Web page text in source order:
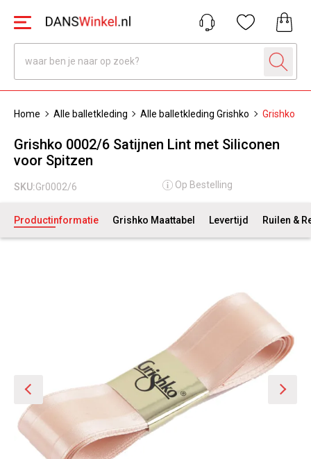
Home Alle balletkleding Alle balletkleding Grishko Grishko
Grishko 0002/6 Satijnen Lint met Siliconen
voor Spitzen
SKU:Gr0002/6 Op Bestelling
Productinformatie Grishko Maattabel Levertijd Ruilen &